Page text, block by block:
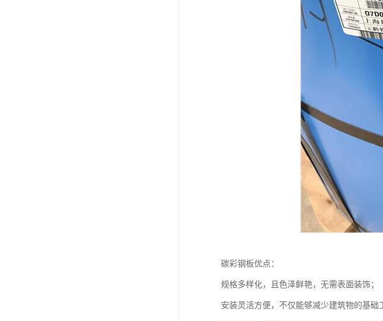
碳彩钢板优点：
规格多样化，且色泽鲜艳，无需表面装饰；
安装灵活方便，不仅能够减少建筑物的基础